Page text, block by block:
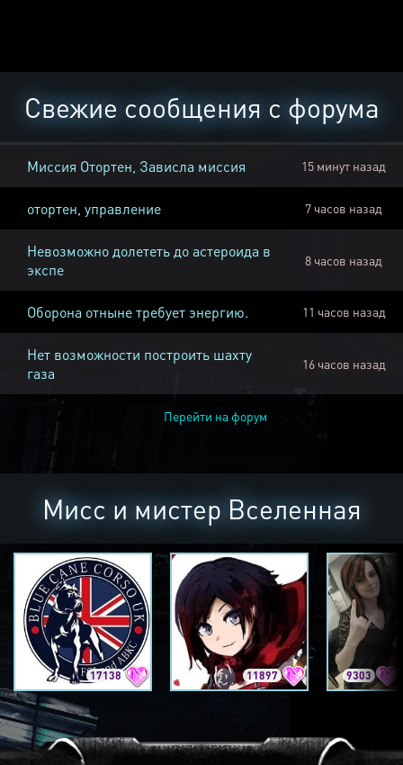
Свежие сообщения с форума
Миссия Отортен, Зависла миссия 15 минут назад
отортен, управление 7 часов назад
Невозможно долететь до астероида в
экспе
8 часов назад
Оборона отныне требует энергию. 11 часов назад
Нет возможности построить шахту
газа
16 часов назад
Перейти на форум
Мисс и мистер Вселенная
17138 11897 9303